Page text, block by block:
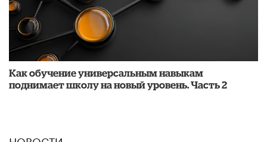
​Как обучение универсальным навыкам
поднимает школу на новый уровень. Часть 2